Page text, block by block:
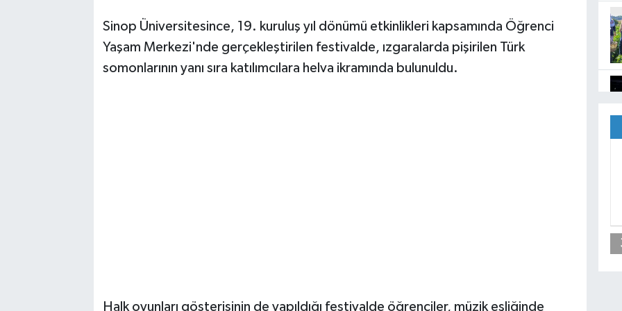
Sinop Üniversitesince, 19. kuruluş yıl dönümü etkinlikleri kapsamında Öğrenci
Yaşam Merkezi'nde gerçekleştirilen festivalde, ızgaralarda pişirilen Türk
somonlarının yanı sıra katılımcılara helva ikramında bulunuldu.
Halk oyunları gösterisinin de yapıldığı festivalde öğrenciler, müzik eşliğinde